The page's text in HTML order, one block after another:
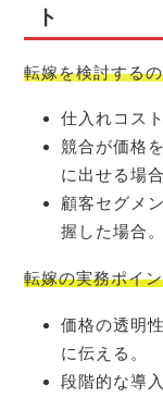
ト
転嫁を検討する
仕入れコス
競合が価格
に出せる場合
顧客セグメ
握した場合。
転嫁の実務ポイ
価格の透明
に伝える。
段階的な導